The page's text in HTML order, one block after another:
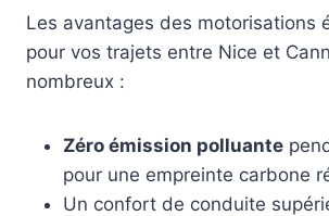
Les avantages des motorisations
pour vos trajets entre Nice et
nombreux :
Zéro émission polluante
pour une empreinte carbone
Un confort de conduite